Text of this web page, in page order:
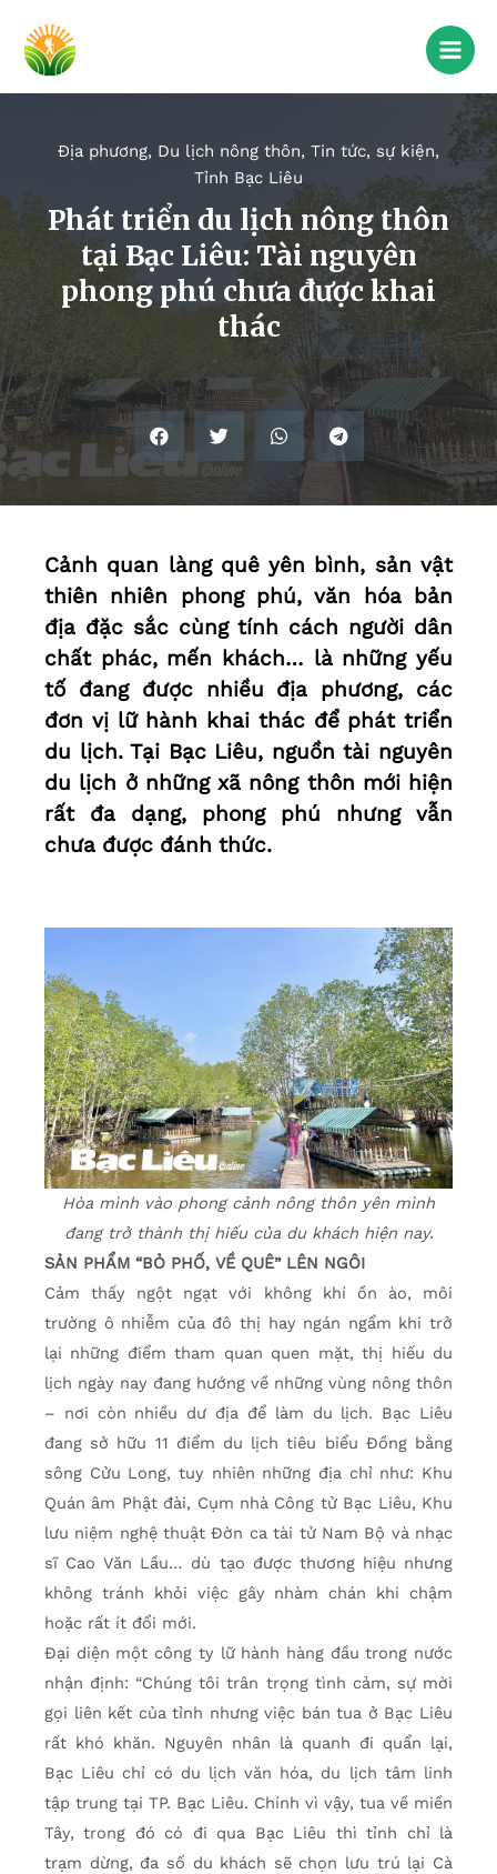
Địa phương, Du lịch nông thôn, Tin tức, sự kiện,
Tỉnh Bạc Liêu
Phát triển du lịch nông thôn
tại Bạc Liêu: Tài nguyên
phong phú chưa được khai
thác
Cảnh quan làng quê yên bình, sản vật
thiên nhiên phong phú, văn hóa bản
địa đặc sắc cùng tính cách người dân
chất phác, mến khách… là những yếu
tố đang được nhiều địa phương, các
đơn vị lữ hành khai thác để phát triển
du lịch. Tại Bạc Liêu, nguồn tài nguyên
du lịch ở những xã nông thôn mới hiện
rất đa dạng, phong phú nhưng vẫn
chưa được đánh thức.
Hòa mình vào phong cảnh nông thôn yên mình
đang trở thành thị hiếu của du khách hiện nay.
SẢN PHẨM “BỎ PHỐ, VỀ QUÊ” LÊN NGÔI
Cảm thấy ngột ngạt với không khí ồn ào, môi
trường ô nhiễm của đô thị hay ngán ngẩm khi trở
lại những điểm tham quan quen mặt, thị hiếu du
lịch ngày nay đang hướng về những vùng nông thôn
– nơi còn nhiều dư địa để làm du lịch. Bạc Liêu
đang sở hữu 11 điểm du lịch tiêu biểu Đồng bằng
sông Cửu Long, tuy nhiên những địa chỉ như: Khu
Quán âm Phật đài, Cụm nhà Công tử Bạc Liêu, Khu
lưu niệm nghệ thuật Đờn ca tài tử Nam Bộ và nhạc
sĩ Cao Văn Lầu… dù tạo được thương hiệu nhưng
không tránh khỏi việc gây nhàm chán khi chậm
hoặc rất ít đổi mới.
Đại diện một công ty lữ hành hàng đầu trong nước
nhận định: “Chúng tôi trân trọng tình cảm, sự mời
gọi liên kết của tỉnh nhưng việc bán tua ở Bạc Liêu
rất khó khăn. Nguyên nhân là quanh đi quẩn lại,
Bạc Liêu chỉ có du lịch văn hóa, du lịch tâm linh
tập trung tại TP. Bạc Liêu. Chính vì vậy, tua về miền
Tây, trong đó có đi qua Bạc Liêu thì tỉnh chỉ là
trạm dừng, đa số du khách sẽ chọn lưu trú lại Cà